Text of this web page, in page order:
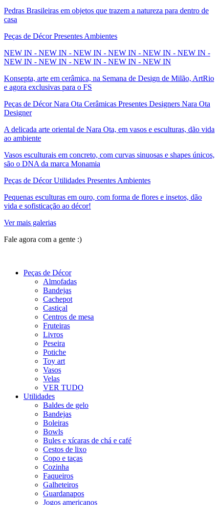
Pedras Brasileiras em objetos que trazem a natureza para dentro de
casa
Peças de Décor Presentes Ambientes
NEW IN - NEW IN - NEW IN - NEW IN - NEW IN - NEW IN -
NEW IN - NEW IN - NEW IN - NEW IN - NEW IN
Konsepta, arte em cerâmica, na Semana de Design de Milão, ArtRio
e agora exclusivas para o FS
Peças de Décor Nara Ota Cerâmicas Presentes Designers Nara Ota
Designer
A delicada arte oriental de Nara Ota, em vasos e esculturas, dão vida
ao ambiente
Vasos esculturais em concreto, com curvas sinuosas e shapes únicos,
são o DNA da marca Monamia
Peças de Décor Utilidades Presentes Ambientes
Pequenas esculturas em ouro, com forma de flores e insetos, dão
vida e sofisticação ao décor!
Ver mais galerias
Fale agora com a gente :)
Peças de Décor
Almofadas
Bandejas
Cachepot
Castiçal
Centros de mesa
Fruteiras
Livros
Peseira
Potiche
Toy art
Vasos
Velas
VER TUDO
Utilidades
Baldes de gelo
Bandejas
Boleiras
Bowls
Bules e xícaras de chá e café
Cestos de lixo
Copo e taças
Cozinha
Faqueiros
Galheteiros
Guardanapos
Jogos americanos